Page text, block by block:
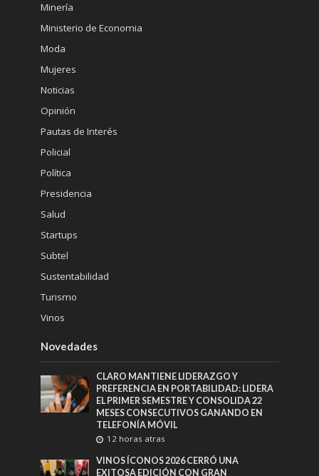
Minería
Ministerio de Economia
Moda
Mujeres
Noticias
Opinión
Pautas de Interés
Policial
Política
Presidencia
Salud
Startups
Subtel
Sustentabilidad
Turismo
Vinos
Novedades
CLARO MANTIENE LIDERAZGO Y
PREFERENCIA EN PORTABILIDAD: LIDERA
EL PRIMER SEMESTRE Y CONSOLIDA 22
MESES CONSECUTIVOS GANANDO EN
TELEFONÍA MÓVIL
12 horas atras
VINOS ÍCONOS 2026 CERRÓ UNA
EXITOSA EDICIÓN CON GRAN